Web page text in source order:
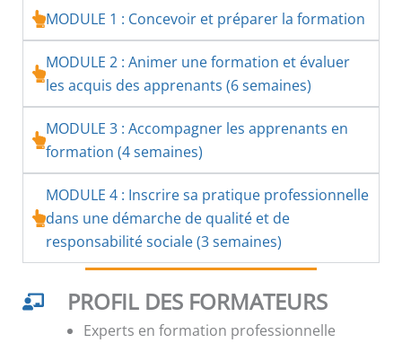
MODULE 1 : Concevoir et préparer la formation
MODULE 2 : Animer une formation et évaluer
les acquis des apprenants (6 semaines)
MODULE 3 : Accompagner les apprenants en
formation (4 semaines)
MODULE 4 : Inscrire sa pratique professionnelle
dans une démarche de qualité et de
responsabilité sociale (3 semaines)
PROFIL DES FORMATEURS
Experts en formation professionnelle